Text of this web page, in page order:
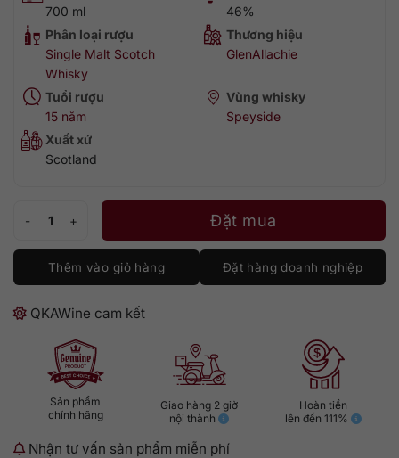
700 ml
46%
Phân loại rượu
Single Malt Scotch
Whisky
Thương hiệu
GlenAllachie
Tuổi rượu
15 năm
Vùng whisky
Speyside
Xuất xứ
Scotland
Đặt mua
Thêm vào giỏ hàng Đặt hàng doanh nghiệp
QKAWine cam kết
Sản phẩm
chính hãng
Giao hàng 2 giờ
nội thành
Hoàn tiền
lên đến 111%
Nhận tư vấn sản phẩm miễn phí